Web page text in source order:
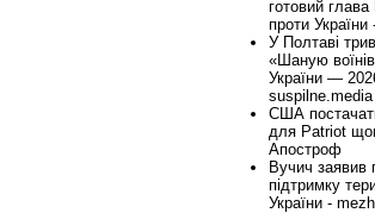
готовий
проти
У Полтаві
«Шаную
України —
suspilne.media
США
для Patriot
Апостроф
Вучич заявив
підтримку
України -